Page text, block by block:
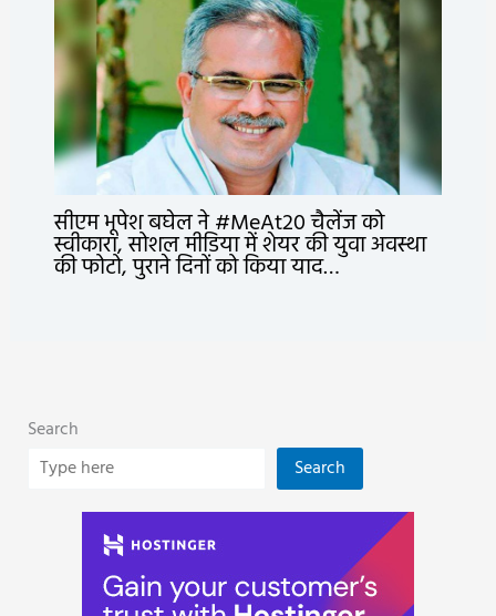
सीएम भूपेश बघेल ने #MeAt20 चैलेंज को
स्वीकारा, सोशल मीडिया में शेयर की युवा अवस्था
की फोटो, पुराने दिनों को किया याद…
Search
Search